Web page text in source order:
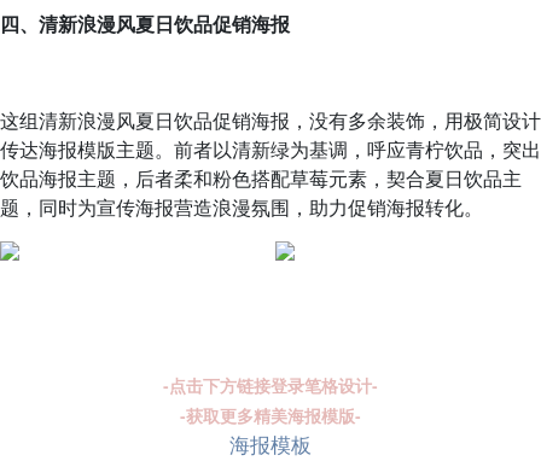
四、清新浪漫风夏日饮品促销海报
这组清新浪漫风夏日饮品促销海报，没有多余装饰，用极简设计
传达海报模版主题。前者以清新绿为基调，呼应青柠饮品，突出
饮品海报主题，后者柔和粉色搭配草莓元素，契合夏日饮品主
题，同时为宣传海报营造浪漫氛围，助力促销海报转化。
-点击下方链接登录笔格设计-
-获取更多精美海报模版-
海报模板